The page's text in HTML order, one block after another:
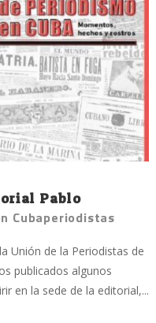
Pablo
Cubaperiodistas
Unión de la Periodistas de
publicados algunos
en la sede de la editorial,...